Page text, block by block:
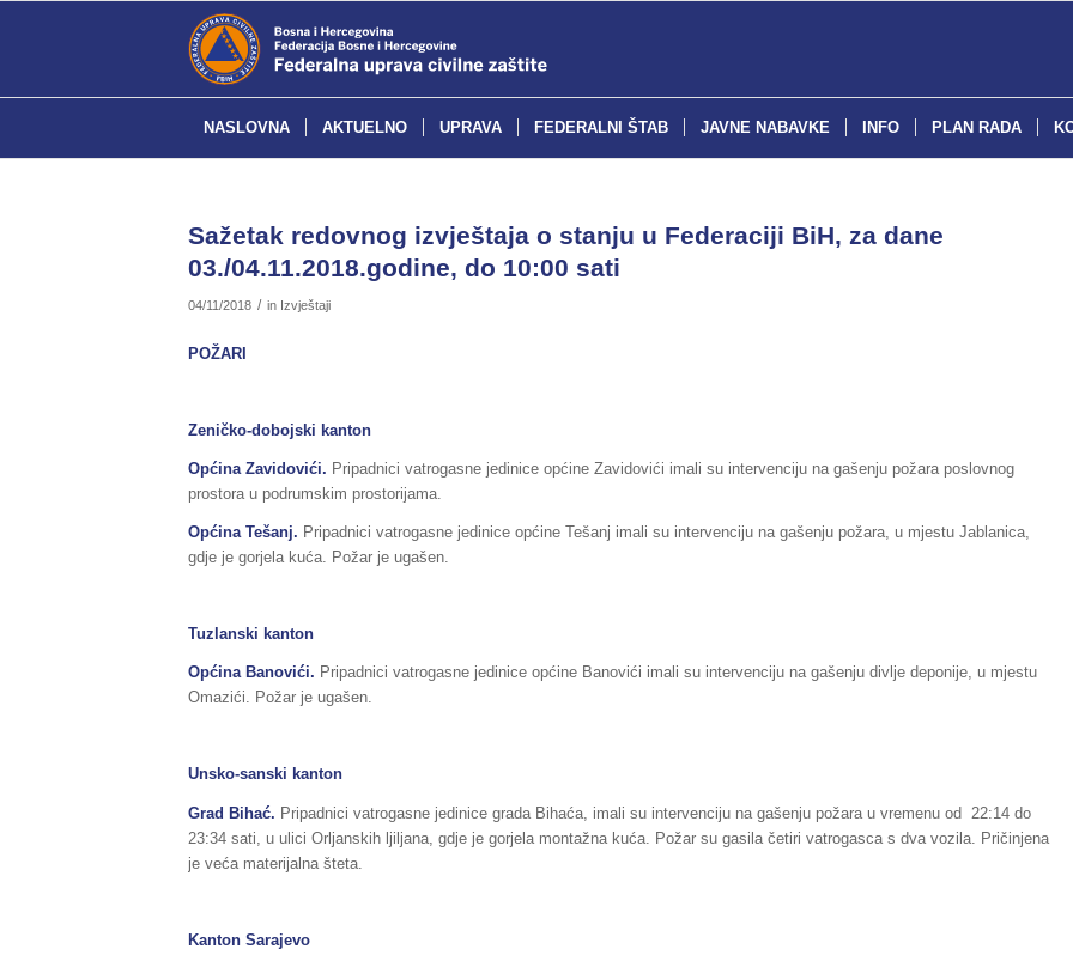
NASLOVNA AKTUELNO UPRAVA FEDERALNI ŠTAB JAVNE NABAVKE INFO PLAN RADA
Sažetak redovnog izvještaja o stanju u Federaciji BiH, za dane
03./04.11.2018.godine, do 10:00 sati
04/11/2018 / in Izvještaji
POŽARI
Zeničko-dobojski kanton
Općina Zavidovići. Pripadnici vatrogasne jedinice općine Zavidovići imali su intervenciju na gašenju požara poslovnog
prostora u podrumskim prostorijama.
Općina Tešanj. Pripadnici vatrogasne jedinice općine Tešanj imali su intervenciju na gašenju požara, u mjestu Jablanica,
gdje je gorjela kuća. Požar je ugašen.
Tuzlanski kanton
Općina Banovići. Pripadnici vatrogasne jedinice općine Banovići imali su intervenciju na gašenju divlje deponije, u mjestu
Omazići. Požar je ugašen.
Unsko-sanski kanton
Grad Bihać. Pripadnici vatrogasne jedinice grada Bihaća, imali su intervenciju na gašenju požara u vremenu od 22:14 do
23:34 sati, u ulici Orljanskih ljiljana, gdje je gorjela montažna kuća. Požar su gasila četiri vatrogasca s dva vozila. Pričinjena
je veća materijalna šteta.
Kanton Sarajevo